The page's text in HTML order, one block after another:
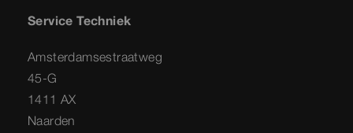
Service Techniek
Amsterdamsestraatweg
45-G
1411 AX
Naarden